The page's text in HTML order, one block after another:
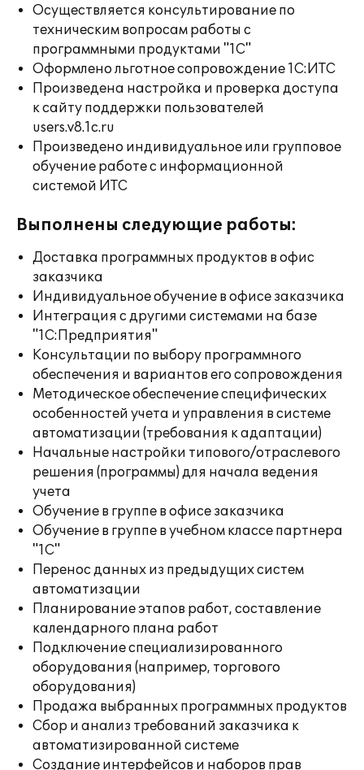
Осуществляется консультирование по
техническим вопросам работы с
программными продуктами "1С"
Оформлено льготное сопровождение 1С:ИТС
Произведена настройка и проверка доступа
к сайту поддержки пользователей
users.v8.1c.ru
Произведено индивидуальное или групповое
обучение работе с информационной
системой ИТС
Выполнены следующие работы:
Доставка программных продуктов в офис
заказчика
Индивидуальное обучение в офисе заказчика
Интеграция с другими системами на базе
"1С:Предприятия"
Консультации по выбору программного
обеспечения и вариантов его сопровождения
Методическое обеспечение специфических
особенностей учета и управления в системе
автоматизации (требования к адаптации)
Начальные настройки типового/отраслевого
решения (программы) для начала ведения
учета
Обучение в группе в офисе заказчика
Обучение в группе в учебном классе партнера
"1С"
Перенос данных из предыдущих систем
автоматизации
Планирование этапов работ, составление
календарного плана работ
Подключение специализированного
оборудования (например, торгового
оборудования)
Продажа выбранных программных продуктов
Сбор и анализ требований заказчика к
автоматизированной системе
Создание интерфейсов и наборов прав